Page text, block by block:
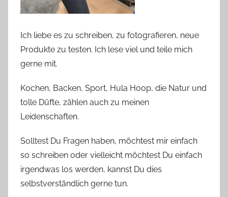
Ich liebe es zu schreiben, zu fotografieren, neue
Produkte zu testen. Ich lese viel und teile mich
gerne mit.
Kochen, Backen, Sport, Hula Hoop, die Natur und
tolle Düfte, zählen auch zu meinen
Leidenschaften.
Solltest Du Fragen haben, möchtest mir einfach
so schreiben oder vielleicht möchtest Du einfach
irgendwas los werden, kannst Du dies
selbstverständlich gerne tun.